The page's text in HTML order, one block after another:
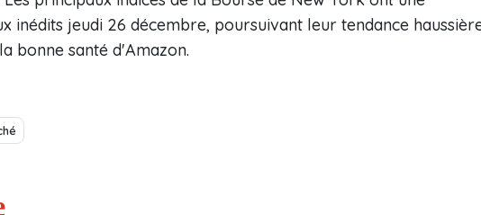
inédits jeudi 26 décembre, poursuivant leur tendance
bonne santé d'Amazon.